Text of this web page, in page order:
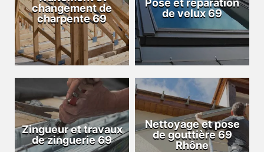
changement de
charpente 69
Pose et réparation
de velux 69
Zingueur et travaux
de zinguerie 69
Nettoyage et pose
de gouttière 69
Rhône